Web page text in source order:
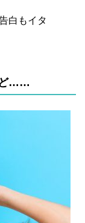
白もイタ
ど……